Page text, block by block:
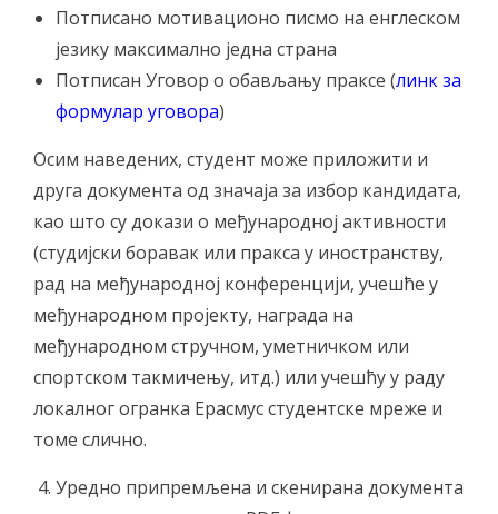
Потписано мотивационо писмо на енглеском
језику максимално једна страна
Потписан Уговор о обављању праксе (линк за
формулар уговора)
Осим наведених, студент може приложити и
друга документа од значаја за избор кандидата,
као што су докази о међународној активности
(студијски боравак или пракса у иностранству,
рад на међународној конференцији, учешће у
међународном пројекту, награда на
међународном стручном, уметничком или
спортском такмичењу, итд.) или учешћу у раду
локалног огранка Ерасмус студентске мреже и
томе слично.
Уредно припремљена и скенирана документа